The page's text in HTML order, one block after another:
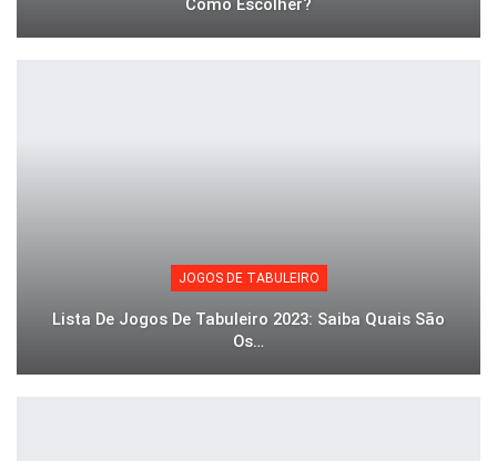
Como Escolher?
JOGOS DE TABULEIRO
Lista De Jogos De Tabuleiro 2023: Saiba Quais São
Os…